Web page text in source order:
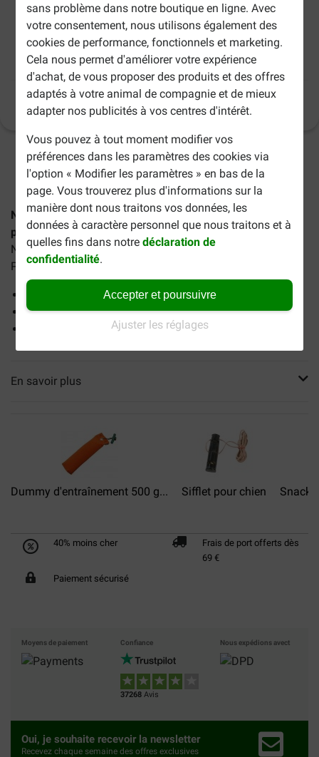
sans problème dans notre boutique en ligne. Avec
votre consentement, nous utilisons également des
cookies de performance, fonctionnels et marketing.
Cela nous permet d'améliorer votre expérience
d'achat, de vous proposer des produits et des offres
adaptés à votre animal de compagnie et de mieux
adapter nos publicités à vos centres d'intérêt.
Vous pouvez à tout moment modifier vos
préférences dans les paramètres des cookies via
l'option « Modifier les paramètres » en bas de la
page. Vous trouverez plus d'informations sur la
manière dont nous traitons vos données, les
données à caractère personnel que nous traitons et à
quelles fins dans notredéclaration de
confidentialité.
Accepter et poursuivre
Ajuster les réglages
Nylabone Power Chew Antler jouet à mâcher
en nylon pour chien (au gibier)
Informations sur le produit
3-6 jours ouvrables estimés, sauf indication contraire.
Nylabone Power Chew Antler jouet à mâcher en nylon
pour chien (au gibier)est le jouet le plus résistant de
Nylabone, pour les chiens adultes pesant jusqu'à 15 kg.
Pour les mâcheurs les plus acharnés !
Ne se brise pas et dure longtemps
Fabriqué en nylon solide de haute qualité
Aide à garder les dents et les gencives propres et saines
En savoir plus
Dummy d'entraînement 500 g... Sifflet pour chien
40% moins cher
Frais de port offerts dès
69 €
Paiement sécurisé
Moyens de paiement Confiance
37268 Avis
Nous expédions avect
Oui, je souhaite recevoir la newsletter
Recevez chaque semaine des offres exclusives